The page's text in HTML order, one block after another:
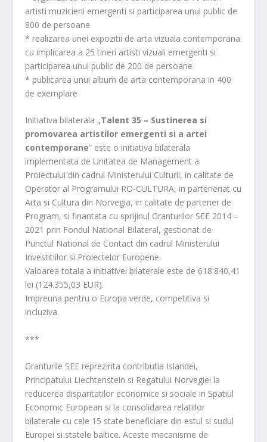
artisti muzicieni emergenti si participarea unui public de
800 de persoane
* realizarea unei expozitii de arta vizuala contemporana
cu implicarea a 25 tineri artisti vizuali emergenti si
participarea unui public de 200 de persoane
* publicarea unui album de arta contemporana in 400
de exemplare
Initiativa bilaterala „Talent 35 – Sustinerea si
promovarea artistilor emergenti si a artei
contemporane” este o initiativa bilaterala
implementata de Unitatea de Management a
Proiectului din cadrul Ministerului Culturii, in calitate de
Operator al Programului RO-CULTURA, in parteneriat cu
Arta si Cultura din Norvegia, in calitate de partener de
Program, si finantata cu sprijinul Granturilor SEE 2014 –
2021 prin Fondul National Bilateral, gestionat de
Punctul National de Contact din cadrul Ministerului
Investitiilor si Proiectelor Europene.
Valoarea totala a initiativei bilaterale este de 618.840,41
lei (124.355,03 EUR).
Impreuna pentru o Europa verde, competitiva si
incluziva.
***
Granturile SEE reprezinta contributia Islandei,
Principatului Liechtenstein si Regatului Norvegiei la
reducerea disparitatilor economice si sociale in Spatiul
Economic European si la consolidarea relatiilor
bilaterale cu cele 15 state beneficiare din estul si sudul
Europei si statele baltice. Aceste mecanisme de